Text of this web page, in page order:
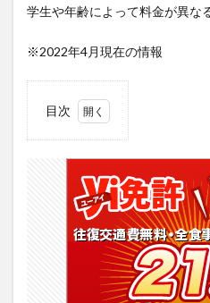
学生や年齢によって料金が異な
※2022年4月現在の情報
目次